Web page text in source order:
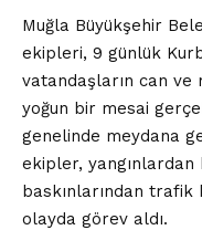
Muğla Büyükşehir
ekipleri, 9 günlük
vatandaşların can ve
yoğun bir mesai
genelinde meydana
ekipler, yangınlardan
baskınlarından
olayda görev aldı.